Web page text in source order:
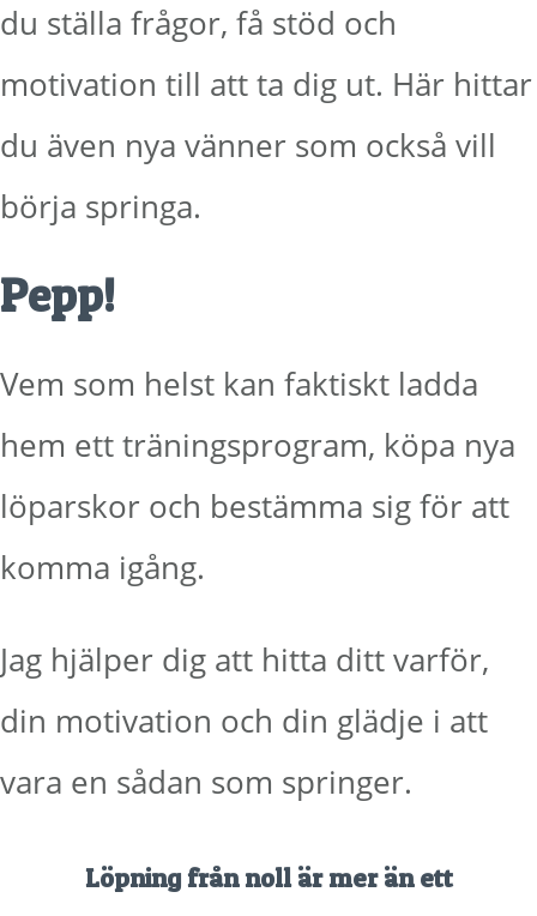
du ställa frågor, få stöd och
motivation till att ta dig ut. Här hittar
du även nya vänner som också vill
börja springa.
Pepp!
Vem som helst kan faktiskt ladda
hem ett träningsprogram, köpa nya
löparskor och bestämma sig för att
komma igång.
Jag hjälper dig att hitta ditt varför,
din motivation och din glädje i att
vara en sådan som springer.
Löpning från noll ärmerän ett